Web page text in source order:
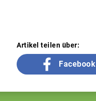
Artikel teilen über:
Facebook